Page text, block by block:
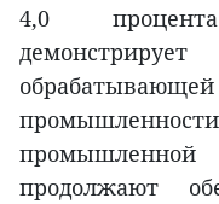
4,0
продолжают